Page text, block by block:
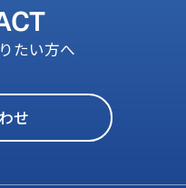
たい方へ
せ